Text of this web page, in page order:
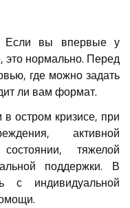
Если вы впервые у
это нормально. Перед
где можно задать
ли вам формат.
остром кризисе, при
активной
тяжелой
поддержки. В
с индивидуальной